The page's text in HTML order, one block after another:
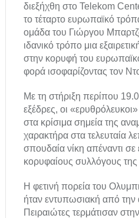
διεξήχθη στο Telekom
το τέταρτο ευρωπαϊκό
ομάδα του Γιώργου
ιδανικό τρόπο μια
στην κορυφή του
φορά ισοφαρίζοντας τον
Με τη στήριξη περίπου
εξέδρες, οι
στα κρίσιμα σημεία της
χαρακτήρα στα τελευταία
σπουδαία νίκη απέναντι
κορυφαίους συλλόγους
Η φετινή πορεία του
ήταν εντυπωσιακή από την
Πειραιώτες τερμάτισαν